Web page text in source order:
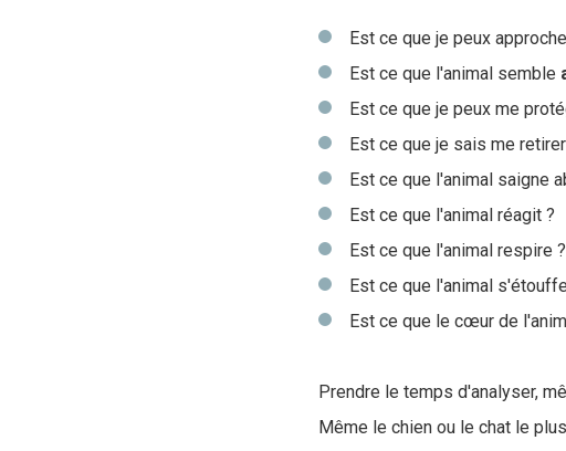
Est ce que je peux
Est ce que l'animal semble
Est ce que je peux me
Est ce que je sais me
Est ce que l'animal saigne
Est ce que l'animal réagit ?
Est ce que l'animal respire ?
Est ce que l'animal
Est ce que le cœur de
Prendre le temps d'analyser,
Même le chien ou le chat le